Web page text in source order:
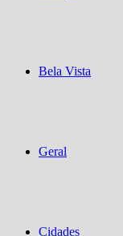
Bela Vista
Geral
Cidades